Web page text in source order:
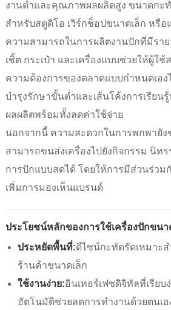
งานต่ำและคุณภาพผลผลิตสูง ขนาดกะ
สำหรับสตูดิโอ เวิร์กช็อปขนาดเล็ก หรื
ความสามารถในการผลิตงานปักที่มีราย
เชิ้ต กระเป๋า และเครื่องแบบช่วยให้ผู้ใ
ความต้องการของตลาดแบบกำหนดเอ
บำรุงรักษาขั้นต่ำและเส้นโค้งการเรียน
ผลผลิตพร้อมทั้งลดค่าใช้จ่าย
นอกจากนี้ ความสะดวกในการพกพายัง
สามารถขนส่งเครื่องไปยังกิจกรรม นิท
การปักแบบสดได้ โดยให้การมีส่วนร่วม
เพิ่มการมองเห็นแบรนด์
ประโยชน์หลักของการใช้เครื่องปักขนา
ประหยัดพื้นที่:ดีไซน์กะทัดรัดเหมาะ
ร้านค้าขนาดเล็ก
ใช้งานง่าย:อินเทอร์เฟซดิจิทัลที่เรีย
อัตโนมัติช่วยลดการทำงานด้วยตนเอ